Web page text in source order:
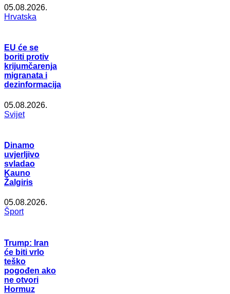
05.08.2026.
Hrvatska
EU će se
boriti protiv
krijumčarenja
migranata i
dezinformacija
05.08.2026.
Svijet
Dinamo
uvjerljivo
svladao
Kauno
Žalgiris
05.08.2026.
Šport
Trump: Iran
će biti vrlo
teško
pogođen ako
ne otvori
Hormuz